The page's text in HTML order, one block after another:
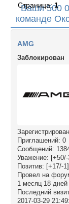
Ваши 500
команде
Страница:1
AMG
Заблокирован
Зарегистрирован
Приглашений: 0
Сообщений:
Уважение: [+50/-
Позитив: [+17/-1]
Провел на
1 месяц 18 дней
Последний
2017-03-29